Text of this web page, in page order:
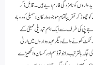
کو نامزدگی فارم دیے ہیں۔قابل ذکر
کر تقریباً تمام موجودہ ارکان اسمبلی کو دوباہ
پی کی طرف سے ایک اہم تبدیلی ممبئی کے
ٹکٹ کھونے والے دیگر عہدہ داروں میں ارنی
بالترتیب راجو توڈسم اور کسان وانکھیڑے